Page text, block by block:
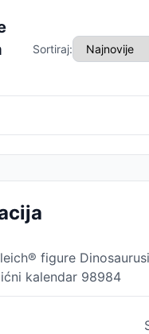
Sortiraj:
figure
kalendar 98984